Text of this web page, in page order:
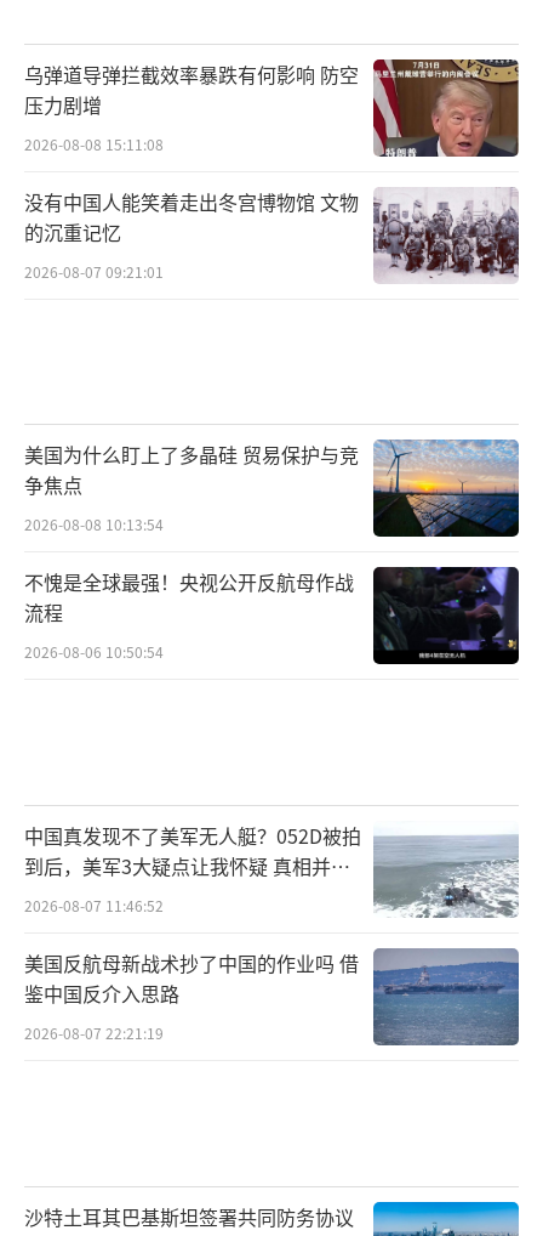
乌弹道导弹拦截效率暴跌有何影响 防空
压力剧增
2026-08-08 15:11:08
没有中国人能笑着走出冬宫博物馆 文物
的沉重记忆
2026-08-07 09:21:01
美国为什么盯上了多晶硅 贸易保护与竞
争焦点
2026-08-08 10:13:54
不愧是全球最强！央视公开反航母作战
流程
2026-08-06 10:50:54
中国真发现不了美军无人艇？052D被拍
到后，美军3大疑点让我怀疑 真相并非
如此
2026-08-07 11:46:52
美国反航母新战术抄了中国的作业吗 借
鉴中国反介入思路
2026-08-07 22:21:19
沙特土耳其巴基斯坦签署共同防务协议